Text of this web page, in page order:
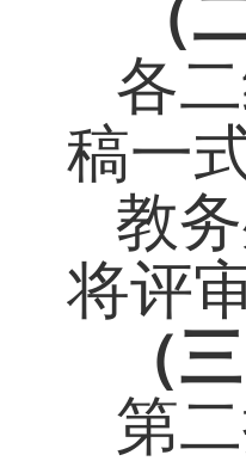
（
申请
书》
书的
（
各